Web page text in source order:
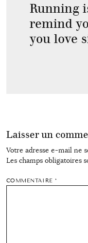
Running
remind
you love
Laisser un
Votre adresse e-mail ne
Les champs obligatoires
COMMENTAIRE*